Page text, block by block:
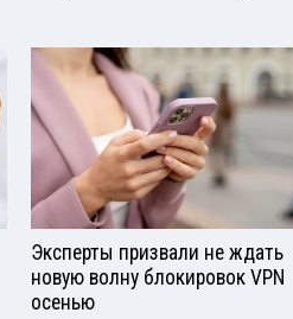
Эксперты призвали не ждать
новую волну блокировок VPN
осенью